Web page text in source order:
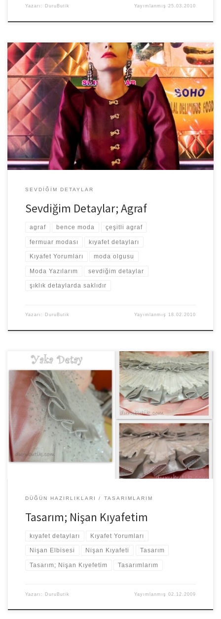
Yazarı: DuruButik Yayımlanmış25.03.2010
Benim tasarım anlayışım şıklığın detaylarda saklı olduğu… Ufacık
bir detay kıyafetinizin tüm ahengini değiştirir sizi farklı kılar. Moda
devleri de […]
SEVDIĞIM DETAYLAR
Sevdiğim Detaylar; Agraf
agraf bence moda çeşitli agraf
fermuar modası kıyafet detayları
Kıyafet Yorumları moda olgusu
Moda Yazılarım sevdiğim detaylar
şıklık detaylarda saklıdır
Yazarı: DuruButik Yayımlanmış 18.02.2010
Kişisel sebeplerden ötürü arayı yine epey açmışım. Lütfen
kusuruma bakmayın. Tatlı bir telaş sonrasında nişan merasimimizi
gerçekleştirdik. En son ki […]
DÜĞÜN HAZIRLIKLARI TASARIMLARIM
Tasarım; Nişan Kıyafetim
kıyafet detayları Kıyafet Yorumları
Nişan Elbisesi Nişan Kıyafeti Tasarım
Tasarım; Nişan Kıyefetim Tasarımlarım
Yazarı: DuruButik Yayımlanmış02.12.2009